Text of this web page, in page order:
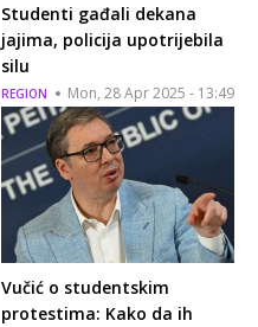
Studenti gađali dekana
jajima, policija upotrijebila
silu
REGION Mon, 28 Apr 2025 - 13:49
Vučić o studentskim
protestima: Kako da ih